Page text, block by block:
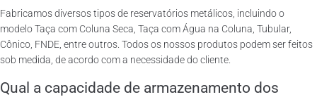
Fabricamos diversos tipos de reservatórios metálicos, incluindo o
modelo Taça com Coluna Seca, Taça com Água na Coluna, Tubular,
Cônico, FNDE, entre outros. Todos os nossos produtos podem ser feitos
sob medida, de acordo com a necessidade do cliente.
Qual a capacidade de armazenamento dos